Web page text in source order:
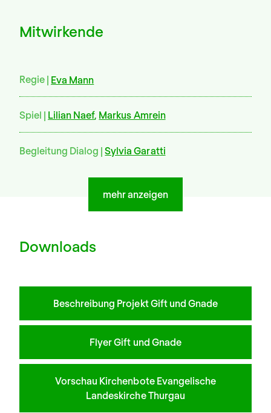
Mitwirkende
Regie Eva Mann
Spiel Lilian Naef, Markus Amrein
Begleitung Dialog Sylvia Garatti
mehr anzeigen
Downloads
Beschreibung Projekt Gift und Gnade
Flyer Gift und Gnade
Vorschau Kirchenbote Evangelische
Landeskirche Thurgau